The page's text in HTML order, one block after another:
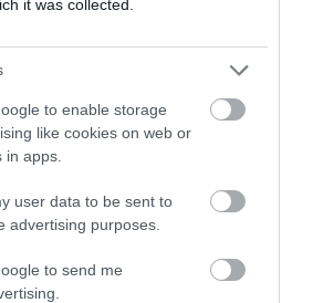
it was collected.
to enable storage
like cookies on web or
apps.
user data to be sent to
advertising purposes.
to send me
14χρονο